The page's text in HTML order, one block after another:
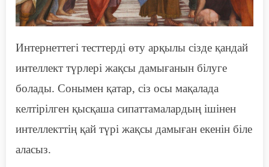
Интернеттегі тесттерді өту арқылы сізде қандай
интеллект түрлері жақсы дамығанын білуге
болады. Сонымен қатар, сіз осы мақалада
келтірілген қысқаша сипаттамалардың ішінен
интеллекттің қай түрі жақсы дамыған екенін біле
аласыз.